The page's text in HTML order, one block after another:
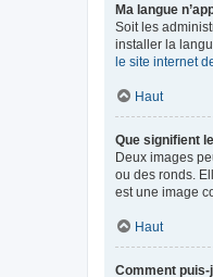
Ma langue
Soit les
installer la
le site internet
Haut
Que signifient
Deux images
ou des ronds.
est une image
Haut
Comment